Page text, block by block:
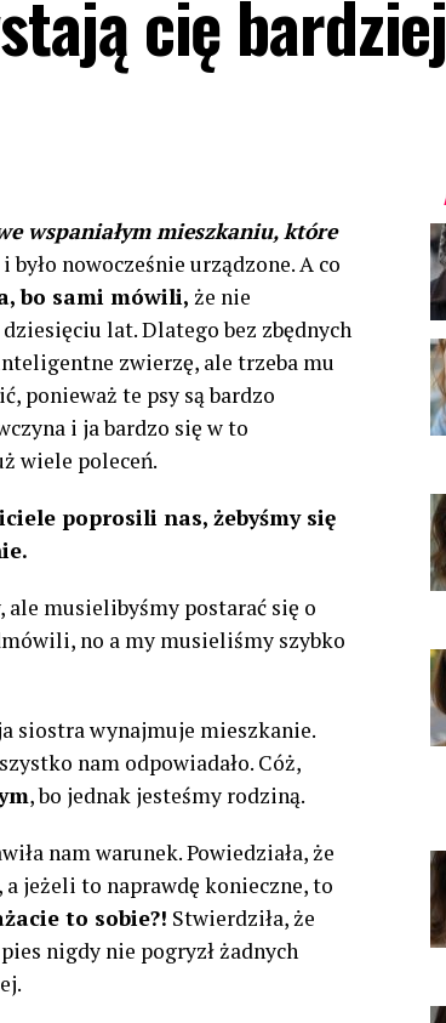
cię bardziej
wspaniałym mieszkaniu, które
było nowocześnie urządzone. A co
bo sami mówili, że nie
lat. Dlatego bez zbędnych
zwierzę, ale trzeba mu
ponieważ te psy są bardzo
i ja bardzo się w to
wiele poleceń.
poprosili nas, żebyśmy się
musielibyśmy postarać się o
no a my musieliśmy szybko
siostra wynajmuje mieszkanie.
nam odpowiadało. Cóż,
, bo jednak jesteśmy rodziną.
nam warunek. Powiedziała, że
jeżeli to naprawdę konieczne, to
to sobie?! Stwierdziła, że ​​
nigdy nie pogryzł żadnych